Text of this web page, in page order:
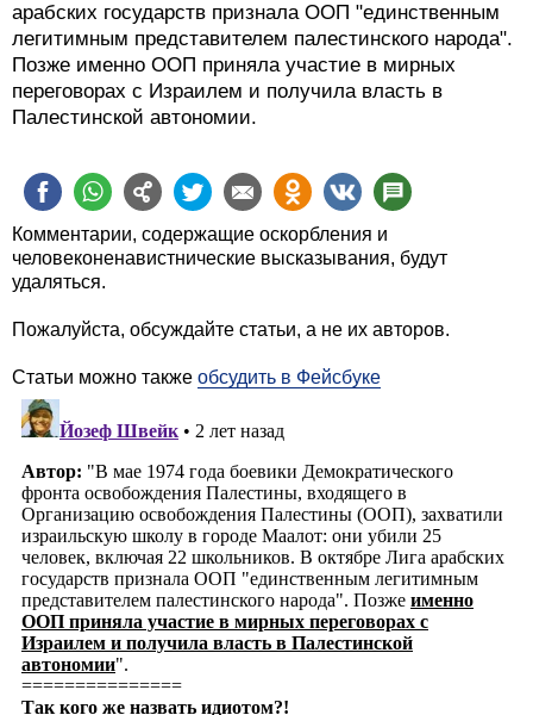
арабских государств признала ООП "единственным
легитимным представителем палестинского народа".
Позже именно ООП приняла участие в мирных
переговорах с Израилем и получила власть в
Палестинской автономии.
Комментарии, содержащие оскорбления и
человеконенавистнические высказывания, будут
удаляться.
Пожалуйста, обсуждайте статьи, а не их авторов.
Статьи можно также обсудить в Фейсбуке